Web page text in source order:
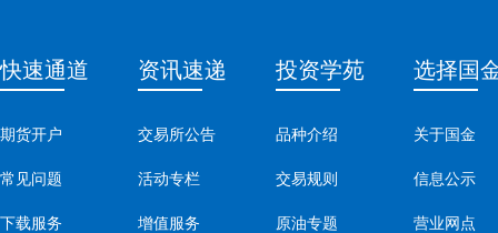
快速通道
期货开户
常见问题
下载服务
资讯速递
交易所公告
活动专栏
增值服务
投资学苑
品种介绍
交易规则
原油专题
选择国
关于国金
信息公示
营业网点